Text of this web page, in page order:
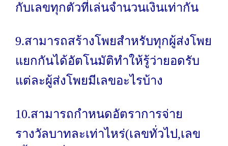
กับเลขทุกตัวที่เล่นจำนวนเงินเท่ากัน
9.สามารถสร้างโพยสำหรับทุกผู้ส่งโพย
แยกกันได้อัตโนมัติทำให้รู้ว่ายอดรับ
แต่ละผู้ส่งโพยมีเลขอะไรบ้าง
10.สามารถกำหนดอัตราการจ่าย
รางวัลบาทละเท่าไหร่(เลขทั่วไป,เลข